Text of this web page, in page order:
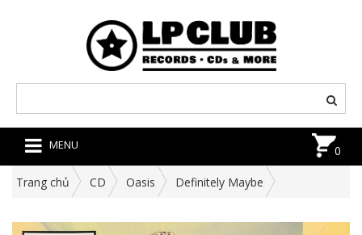
MENU 0
Trang chủ CD Oasis Definitely Maybe